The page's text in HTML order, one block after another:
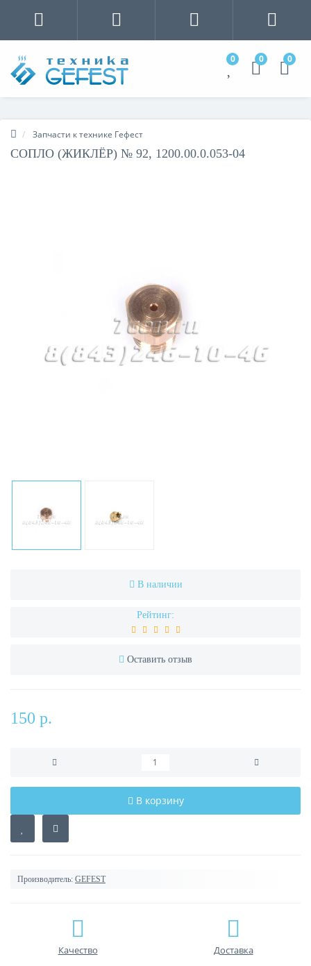
0 0 0
Запчасти к технике Гефест
СОПЛО (ЖИКЛЁР) № 92, 1200.00.0.053-04
В наличии
Рейтинг:
Оставить отзыв
150 р.
В корзину
Производитель: GEFEST
Качество Доставка